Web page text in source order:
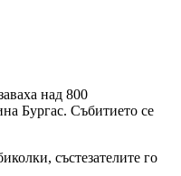
над 800
Бургас. Събитието се
състезателите го